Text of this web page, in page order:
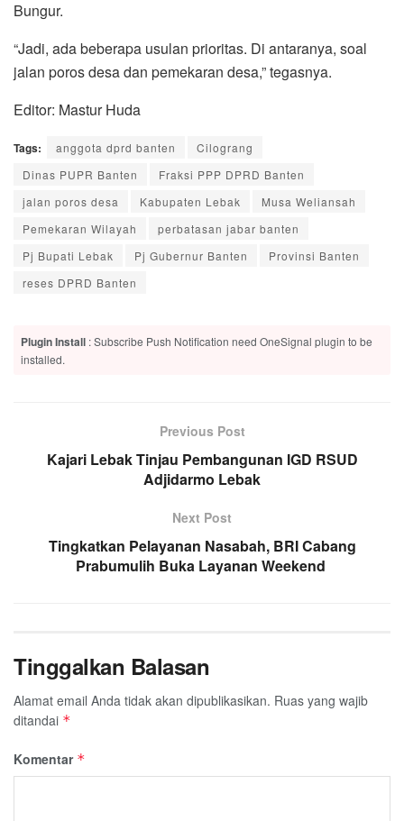
Bungur.
“Jadi, ada beberapa usulan prioritas. Di antaranya, soal
jalan poros desa dan pemekaran desa,” tegasnya.
Editor: Mastur Huda
Tags: anggota dprd banten
Cilograng
Dinas PUPR Banten
Fraksi PPP DPRD Banten
jalan poros desa
Kabupaten Lebak
Musa Weliansah
Pemekaran Wilayah
perbatasan jabar banten
Pj Bupati Lebak
Pj Gubernur Banten
Provinsi Banten
reses DPRD Banten
Plugin Install : Subscribe Push Notification need OneSignal plugin to be
installed.
Previous Post
Kajari Lebak Tinjau Pembangunan IGD RSUD
Adjidarmo Lebak
Next Post
Tingkatkan Pelayanan Nasabah, BRI Cabang
Prabumulih Buka Layanan Weekend
Tinggalkan Balasan
Alamat email Anda tidak akan dipublikasikan. Ruas yang wajib
ditandai *
Komentar *